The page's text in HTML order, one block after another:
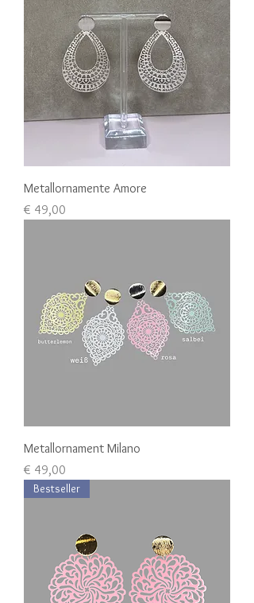
Metallornamente Amore
Preis
€ 49,00
Metallornament Milano
Preis
€ 49,00
Bestseller